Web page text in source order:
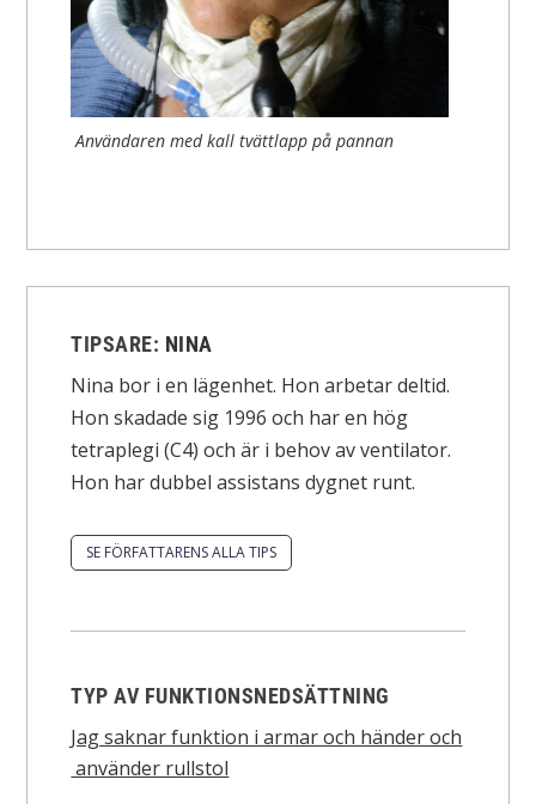
Användaren med kall tvättlapp på pannan
TIPSARE: NINA
Nina bor i en lägenhet. Hon arbetar deltid.
Hon skadade sig 1996 och har en hög
tetraplegi (C4) och är i behov av ventilator.
Hon har dubbel assistans dygnet runt.
SE FÖRFATTARENS ALLA TIPS
TYP AV FUNKTIONSNEDSÄTTNING
Jag saknar funktion i armar och händer och
använder rullstol